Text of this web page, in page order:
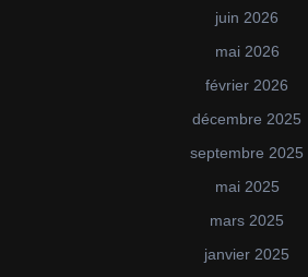
juin 2026
mai 2026
février 2026
décembre 2025
septembre 2025
mai 2025
mars 2025
janvier 2025